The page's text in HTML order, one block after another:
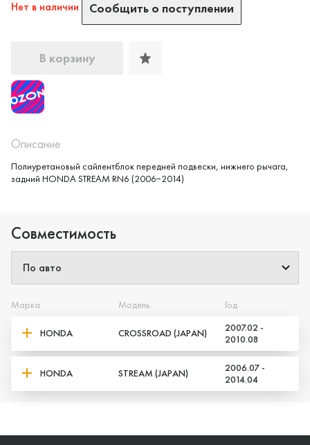
Да, верно
Нет в наличии Сообщить о поступлении
В корзину
Описание
Полиуретановый сайлентблок передней подвески, нижнего рычага,
задний HONDA STREAM RN6 (2006−2014)
Совместимость
Марка Модель Год
HONDA CROSSROAD (JAPAN)
2007.02 -
2010.08
HONDA STREAM (JAPAN)
2006.07 -
2014.04